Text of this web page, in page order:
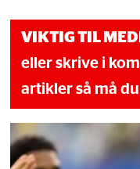
VIKTIG TIL
eller skrive i
artikler så må